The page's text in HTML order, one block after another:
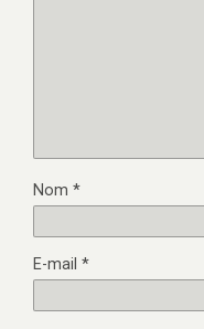
Nom *
E-mail *